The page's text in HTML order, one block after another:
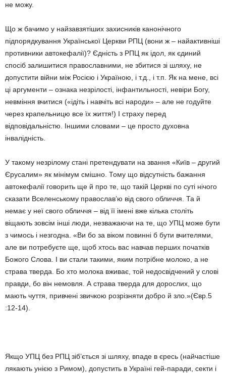
не можу.
Що ж бачимо у найзавзятіших захисників канонічного
підпорядкування Української Церкви РПЦ (вони ж – найактивніші
противники автокефалії)? Єдність з РПЦ як ідол, як єдиний
спосіб залишитися православними, не збитися зі шляху, не
допустити війни між Росією і Україною, і т.д., і т.п. Як на мене, всі
ці аргументи – ознака незрілості, інфантильності, невіри Богу,
невміння вчитися («ідіть і навчіть всі народи» – але не годуйте
через крапельницю все їх життя!) І страху перед
відповідальністю. Іншими словами – це просто духовна
інвалідність.
У такому незрілому стані претендувати на звання «Київ – другий
Єрусалим» як мінімум смішно. Тому що відсутність бажання
автокефалії говорить ще й про те, що такій Церкві по суті нічого
сказати Вселенському православ’ю від свого обличчя. Та й
немає у неї свого обличчя – від її імені вже кілька століть
віщають зовсім інші люди, незважаючи на те, що УПЦ може бути
з чимось і незгодна. «Ви бо за віком повинні б бути вчителями,
але ви потребуєте ще, щоб хтось вас навчав перших початків
Божого Слова. І ви стали такими, яким потрібне молоко, а не
страва тверда. Бо хто молока вживає, той недосвідчений у слові
правди, бо він немовля. А страва тверда для дорослих, що
мають чуття, привчені звичкою розрізняти добро й зло.»(Євр.5
:12-14).
Якщо УПЦ без РПЦ зіб’ється зі шляху, впаде в єресь (найчастіше
лякають унією з Римом), допустить в Україні гей-паради, секти і